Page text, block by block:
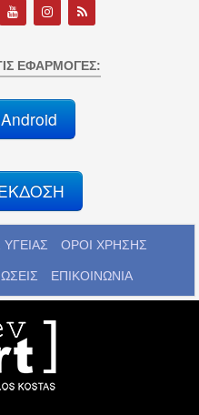
ΕΦΑΡΜΟΓΈΣ:
Android
ΟΡΟΙ ΧΡΗΣΗΣ
ΕΠΙΚΟΙΝΩΝΙΑ